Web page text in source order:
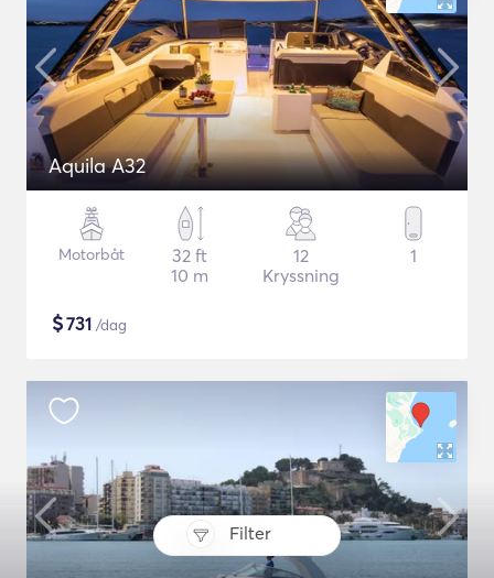
Filter
Aquila A32
Motorbåt
32 ft
10 m
12
Kryssning
1
$731 /dag